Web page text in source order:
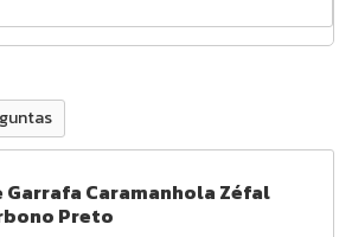
Garrafa Caramanhola Zéfal
Preto